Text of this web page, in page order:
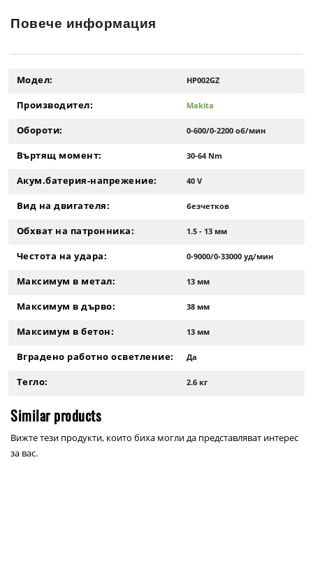
Повече информация
Модел: HP002GZ
Производител: Makita
Обороти: 0-600/0-2200 об/мин
Въртящ момент: 30-64 Nm
Акум.батерия-напрежение: 40 V
Вид на двигателя: безчетков
Обхват на патронника: 1.5 - 13 мм
Честота на удара: 0-9000/0-33000 уд/мин
Максимум в метал: 13 мм
Максимум в дърво: 38 мм
Максимум в бетон: 13 мм
Вградено работно осветление: Да
Тегло: 2.6 кг
Similar products
Вижте тези продукти, които биха могли да представляват интерес
за вас.